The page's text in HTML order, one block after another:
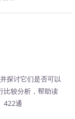
探讨它们是否可以
比较分析，帮助读
422通